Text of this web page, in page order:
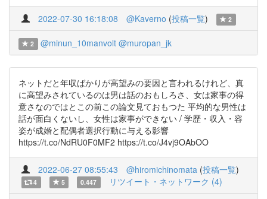
2022-07-30 16:18:08 @Kaverno (投稿一覧) 2
2 @minun_10manvolt @muropan_jk
ネットだと年収ばかりが高望みの要因と言われるけれど、真
に高望みされているのは男は話のおもしろさ、女は家事の得
意さなのではとこの前この論文見ておもつた 平均的な男性は
話が面白くないし、女性は家事ができない / 学歴・収入・容
姿が成婚と配偶者選択行動に与える影響
https://t.co/NdRU0F0MF2 https://t.co/J4vj9OAbOO
2022-06-27 08:55:43 @hiromichinomata (投稿一覧)
4 5 0.447 リツイート・ネットワーク (4)